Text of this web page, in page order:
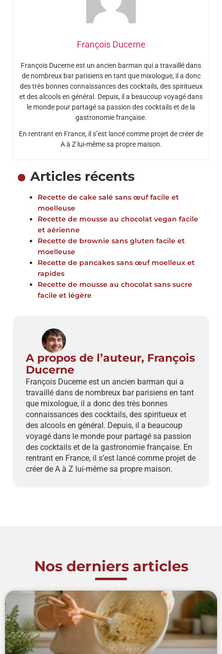
François Ducerne
François Ducerne est un ancien barman qui a travaillé dans
de nombreux bar parisiens en tant que mixologue, il a donc
des très bonnes connaissances des cocktails, des spiritueux
et des alcools en général. Depuis, il a beaucoup voyagé dans
le monde pour partagé sa passion des cocktails et de la
gastronomie française.
En rentrant en France, il s’est lancé comme projet de créer de
A à Z lui-même sa propre maison.
Articles récents
Recette de cake salé sans œuf facile et
moelleuse
Recette de mousse au chocolat vegan facile
et aérienne
Recette de brownie sans gluten facile et
moelleuse
Recette de pancakes sans œuf moelleux et
rapides
Recette de mousse au chocolat sans sucre
facile et légère
A propos de l’auteur, François
Ducerne
François Ducerne est un ancien barman qui a
travaillé dans de nombreux bar parisiens en tant
que mixologue, il a donc des très bonnes
connaissances des cocktails, des spiritueux et
des alcools en général. Depuis, il a beaucoup
voyagé dans le monde pour partagé sa passion
des cocktails et de la gastronomie française. En
rentrant en France, il s’est lancé comme projet de
créer de A à Z lui-même sa propre maison.
Nos derniers articles